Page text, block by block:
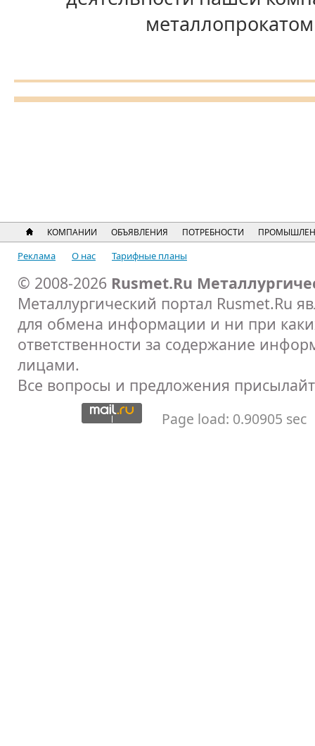
КОМПАНИИ ОБЪЯВЛЕНИЯ ПОТРЕБНОСТИ
Реклама О нас Тарифные планы
© 2008-2026 Rusmet.Ru
Металлургический портал Rusmet.Ru
для обмена информации и ни при
ответственности за содержание
лицами.
Все вопросы и предложения
Page load: 0.90905 sec